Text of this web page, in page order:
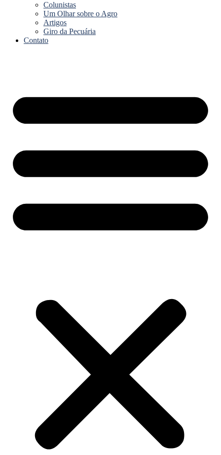
Colunistas
Um Olhar sobre o Agro
Artigos
Giro da Pecuária
Contato